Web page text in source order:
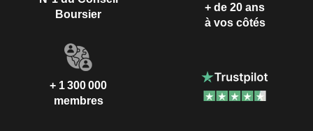
Boursier
+ de 20 ans
à vos côtés
+ 1 300 000
membres